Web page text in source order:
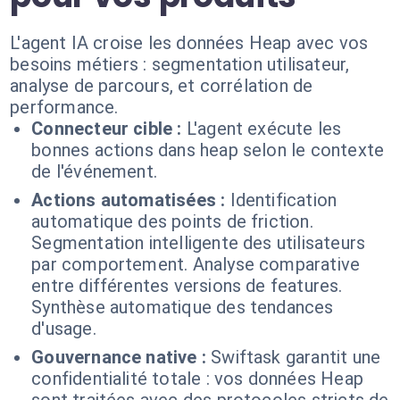
L'agent IA croise les données Heap avec vos
besoins métiers : segmentation utilisateur,
analyse de parcours, et corrélation de
performance.
Connecteur cible : L'agent exécute les
bonnes actions dans heap selon le contexte
de l'événement.
Actions automatisées : Identification
automatique des points de friction.
Segmentation intelligente des utilisateurs
par comportement. Analyse comparative
entre différentes versions de features.
Synthèse automatique des tendances
d'usage.
Gouvernance native : Swiftask garantit une
confidentialité totale : vos données Heap